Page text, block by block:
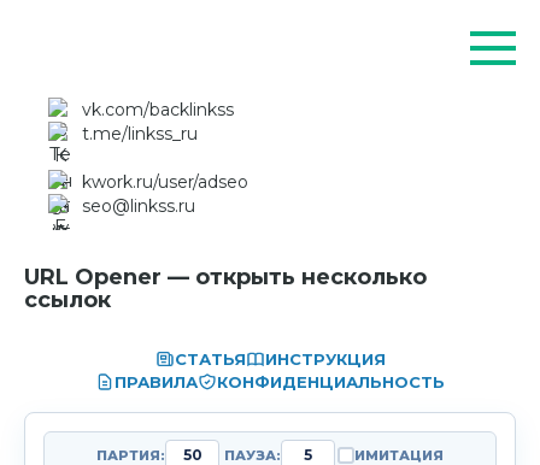
vk.com/backlinkss
t.me/linkss_ru
kwork.ru/user/adseo
seo@linkss.ru
URL Opener — открыть несколько
ссылок
СТАТЬЯ
ИНСТРУКЦИЯ
ПРАВИЛА
КОНФИДЕНЦИАЛЬНОСТЬ
ПАРТИЯ: ПАУЗА: ИМИТАЦИЯ